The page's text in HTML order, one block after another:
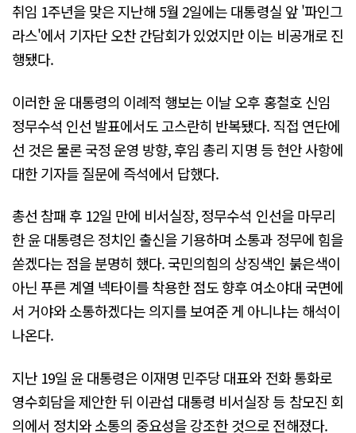
취임 1주년을 맞은 지난해 5월 2일에는 대통령실 앞 '파인그
라스'에서 기자단 오찬 간담회가 있었지만 이는 비공개로 진
행됐다.
이러한 윤 대통령의 이례적 행보는 이날 오후 홍철호 신임
정무수석 인선 발표에서도 고스란히 반복됐다. 직접 연단에
선 것은 물론 국정 운영 방향, 후임 총리 지명 등 현안 사항에
대한 기자들 질문에 즉석에서 답했다.
총선 참패 후 12일 만에 비서실장, 정무수석 인선을 마무리
한 윤 대통령은 정치인 출신을 기용하며 소통과 정무에 힘을
쏟겠다는 점을 분명히 했다. 국민의힘의 상징색인 붉은색이
아닌 푸른 계열 넥타이를 착용한 점도 향후 여소야대 국면에
서 거야와 소통하겠다는 의지를 보여준 게 아니냐는 해석이
나온다.
지난 19일 윤 대통령은 이재명 민주당 대표와 전화 통화로
영수회담을 제안한 뒤 이관섭 대통령 비서실장 등 참모진 회
의에서 정치와 소통의 중요성을 강조한 것으로 전해졌다.